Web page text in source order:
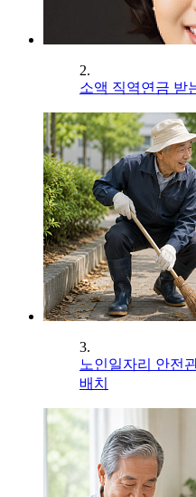
2.
소액 직역연금 받
3.
노인일자리 안전
배치